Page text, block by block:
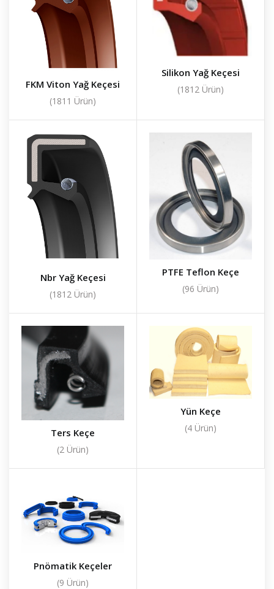
FKM Viton Yağ Keçesi
(1811 Ürün)
Silikon Yağ Keçesi
(1812 Ürün)
Nbr Yağ Keçesi
(1812 Ürün)
PTFE Teflon Keçe
(96 Ürün)
Ters Keçe
(2 Ürün)
Yün Keçe
(4 Ürün)
Pnömatik Keçeler
(9 Ürün)